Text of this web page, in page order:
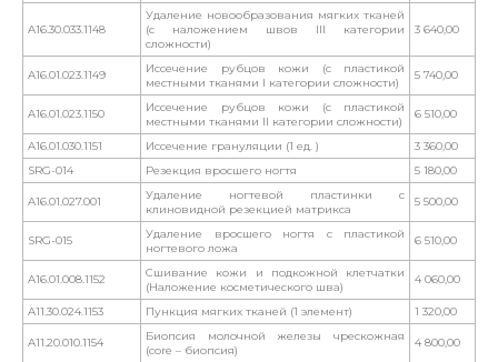
A16.30.033.1148
Удаление новообразования мягких тканей
(с наложением швов III категории
сложности)
3 640,00
A16.01.023.1149
Иссечение рубцов кожи (с пластикой
местными тканями I категории сложности)
5 740,00
A16.01.023.1150
Иссечение рубцов кожи (с пластикой
местными тканями II категории сложности)
6 510,00
A16.01.030.1151 Иссечение грануляции (1 ед. )
3 360,00
SRG-014
Резекция вросшего ногтя 5 180,00
A16.01.027.001
Удаление ногтевой пластинки с
клиновидной резекцией матрикса
5 500,00
SRG-015
Удаление вросшего ногтя с пластикой
ногтевого ложа
6 510,00
A16.01.008.1152
Сшивание кожи и подкожной клетчатки
(Наложение косметического шва)
4 060,00
A11.30.024.1153 Пункция мягких тканей (1 элемент) 1 320,00
A11.20.010.1154
Биопсия молочной железы чрескожная
(core – биопсия)
4 800,00